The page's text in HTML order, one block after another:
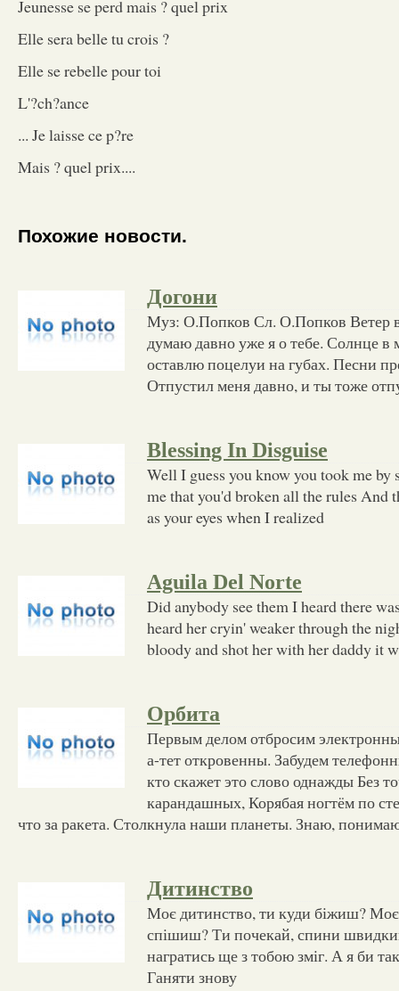
Jeunesse se perd mais ? quel prix
Elle sera belle tu crois ?
Elle se rebelle pour toi
L'?ch?ance
... Je laisse ce p?re
Mais ? quel prix....
Похожие новости.
Догони
Муз: О.Попков Сл. О.Попков Ветер
думаю давно уже я о тебе. Солнце в
оставлю поцелуи на губах. Песни
Отпустил меня давно, и ты тоже
Blessing In Disguise
Well I guess you know you took me by
me that you'd broken all the rules And
as your eyes when I realized
Aguila Del Norte
Did anybody see them I heard there
heard her cryin' weaker through the
bloody and shot her with her daddy it
Орбита
Первым делом отбросим
а-тет откровенны. Забудем
кто скажет это слово однажды Без
карандашных, Корябая ногтём по
что за ракета. Столкнула наши планеты. Знаю,
Дитинство
Моє дитинство, ти куди біжиш?
спішиш? Ти почекай, спини
награтись ще з тобою зміг. А я би
Ганяти знову